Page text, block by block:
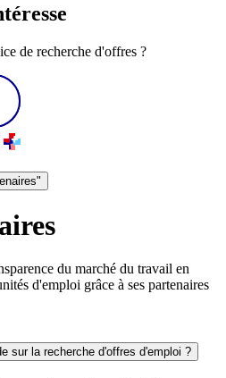
de recherche d'offres ?
du marché du travail en
d'emploi grâce à ses partenaires
sur la recherche d'offres d'emploi ?